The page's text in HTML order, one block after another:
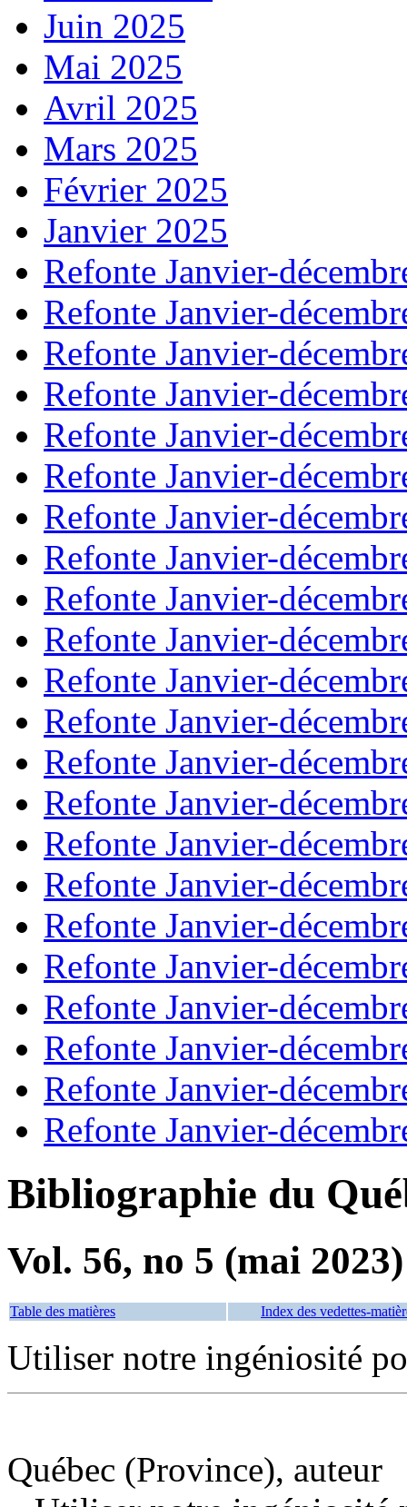
Juin 2025
Mai 2025
Avril 2025
Mars 2025
Février 2025
Janvier 2025
Refonte Janvier-
Refonte Janvier-
Refonte Janvier-
Refonte Janvier-
Refonte Janvier-
Refonte Janvier-
Refonte Janvier-
Refonte Janvier-
Refonte Janvier-
Refonte Janvier-
Refonte Janvier-
Refonte Janvier-
Refonte Janvier-
Refonte Janvier-
Refonte Janvier-
Refonte Janvier-
Refonte Janvier-
Refonte Janvier-
Refonte Janvier-
Refonte Janvier-
Refonte Janvier-
Refonte Janvier-
Bibliographie du
Vol. 56, no 5 (mai 2023)
Table des matières Index des vedettes-
Utiliser notre ingéniosité
Québec (Province), auteur